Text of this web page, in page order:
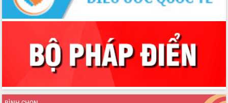
Nâng cao hiệu quả hoạt động của các
doanh nghiệp nhà nước
truyền số liệu chuyên dùng phục vụ cơ
quan Đảng, Nhà nước
Lễ phát động chuỗi hoạt động chung
tay làm sạch môi trường
công tác cải cách hành chính mô hình